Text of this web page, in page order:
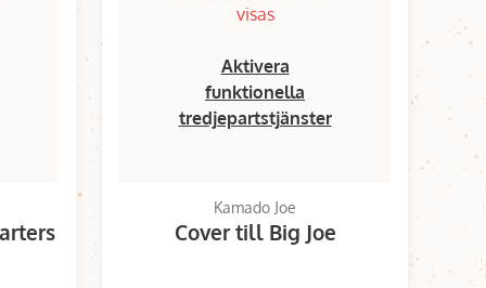
visas
Aktivera
funktionella
tredjepartstjänster
Kamado Joe
Cover till Big Joe